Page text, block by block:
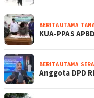
BERITA UTAMA,
KUA-PPAS
BERITA UTAMA,
Anggota DPD